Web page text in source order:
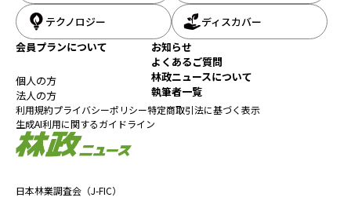
日本林業調査会（J-FIC）
テクノロジー
ディスカバー
会員プランについて
個人の方
法人の方
お知らせ
よくあるご質問
林政ニュースについて
執筆者一覧
利用規約プライバシーポリシー特定商取引法に基づく表示
生成AI利用に関するガイドライン